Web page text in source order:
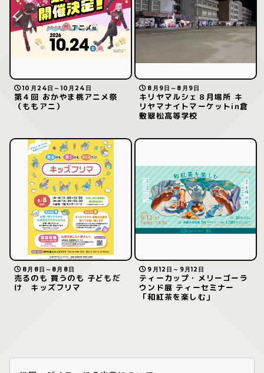
10月24日～10月24日
第４回 おかやま桃アニメ祭
（ももアニ）
8月9日～8月9日
キリヤマルシェ８月場所 キ
リヤマナイトマーケットin倉
敷翠松高等学校
8月8日～8月8日
売るのも 買うのも 子どもだ
け キッズフリマ
9月12日～9月12日
ティーカップ・メリーゴーラ
ウンド展 ティーセミナー
「和紅茶を楽しむ」